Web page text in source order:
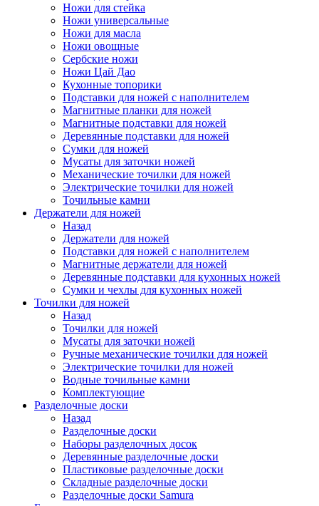
Ножи для стейка
Ножи универсальные
Ножи для масла
Ножи овощные
Сербские ножи
Ножи Цай Дао
Кухонные топорики
Подставки для ножей с наполнителем
Магнитные планки для ножей
Магнитные подставки для ножей
Деревянные подставки для ножей
Сумки для ножей
Мусаты для заточки ножей
Механические точилки для ножей
Электрические точилки для ножей
Точильные камни
Держатели для ножей
Назад
Держатели для ножей
Подставки для ножей с наполнителем
Магнитные держатели для ножей
Деревянные подставки для кухонных ножей
Сумки и чехлы для кухонных ножей
Точилки для ножей
Назад
Точилки для ножей
Мусаты для заточки ножей
Ручные механические точилки для ножей
Электрические точилки для ножей
Водные точильные камни
Комплектующие
Разделочные доски
Назад
Разделочные доски
Наборы разделочных досок
Деревянные разделочные доски
Пластиковые разделочные доски
Складные разделочные доски
Разделочные доски Samura